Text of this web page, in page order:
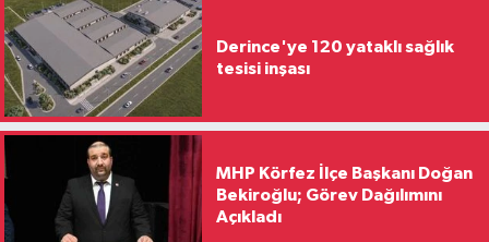
Derince'ye 120 yataklı sağlık
tesisi inşası
MHP Körfez İlçe Başkanı Doğan
Bekiroğlu; Görev Dağılımını
Açıkladı